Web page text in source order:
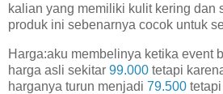
kalian yang memiliki kulit kering dan
produk ini sebenarnya cocok untuk
Harga:aku membelinya ketika event
harga asli sekitar 99.000 tetapi
harganya turun menjadi 79.500